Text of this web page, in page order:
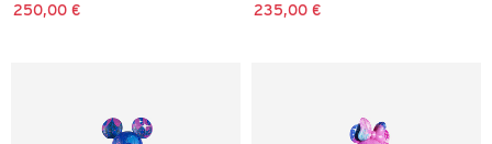
250,00 € 235,00 €